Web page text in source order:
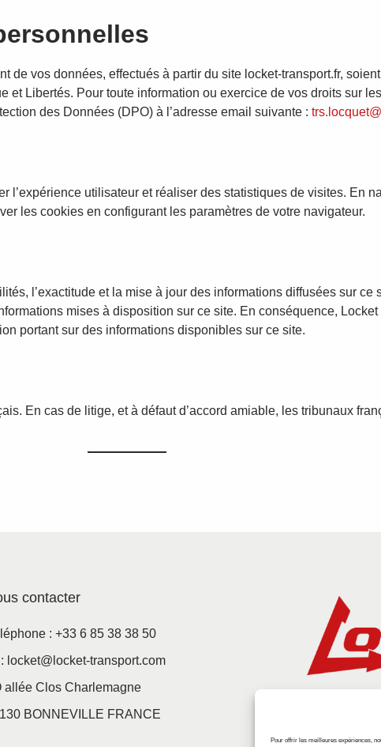
Pour offrir les meilleures expériences,
de vos données, effectués à partir du site locket-transport.fr,
et Libertés. Pour toute information ou exercice de vos droits sur
des Données (DPO) à l’adresse email suivante :
l’expérience utilisateur et réaliser des statistiques de visites. En
les cookies en configurant les paramètres de votre navigateur.
l’exactitude et la mise à jour des informations diffusées sur ce
mises à disposition sur ce site. En conséquence,
portant sur des informations disponibles sur ce site.
En cas de litige, et à défaut d’accord amiable, les tribunaux
contacter
: +33 6 85 38 38 50
locket@locket-transport.com
allée Clos Charlemagne
BONNEVILLE FRANCE